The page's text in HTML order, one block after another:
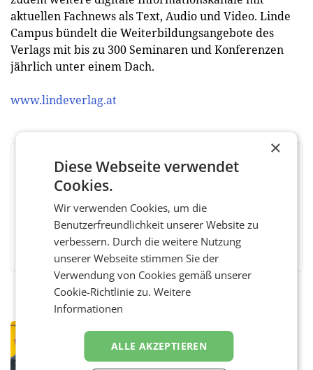
aktuellen Fachnews als Text, Audio und Video. Linde
Campus bündelt die Weiterbildungsangebote des
Verlags mit bis zu 300 Seminaren und Konferenzen
jährlich unter einem Dach.
www.lindeverlag.at
BEWERTEN SIE DIESEN ARTIKEL
Facebook MessengerWhatsAppLinkedInXING Teilen
Österreichische Post: Umsatzplus im
ersten Halbjahr trotz schwachem
×
Diese Webseite verwendet
Cookies.
Wir verwenden Cookies, um die
Benutzerfreundlichkeit unserer Website zu
verbessern. Durch die weitere Nutzung
unserer Webseite stimmen Sie der
Verwendung von Cookies gemäß unserer
Cookie-Richtlinie zu.Weitere
Informationen
ALLE AKZEPTIEREN